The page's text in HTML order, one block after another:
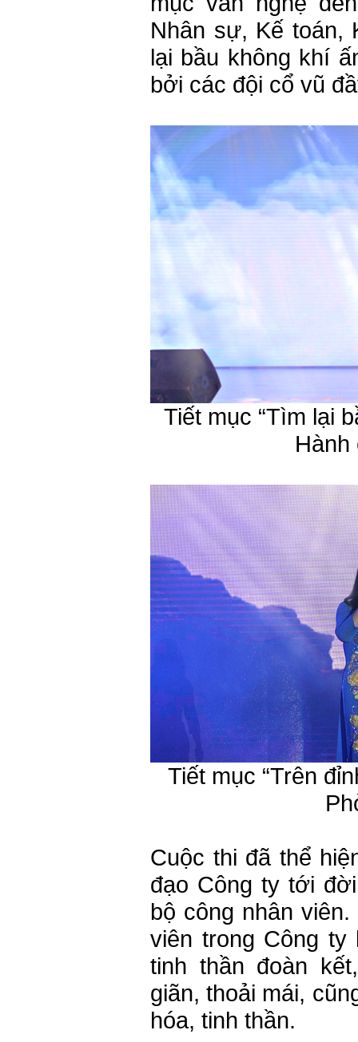
Nhân sự, Kế
lại bầu không khí
bởi các đội cổ vũ
Tiết mục “Tìm lại
Tiết mục “Trên
Cuộc thi đã thể
đạo Công ty tới
bộ công nhân
viên trong Công
tinh thần đoàn
giãn, thoải mái,
hóa, tinh thần.